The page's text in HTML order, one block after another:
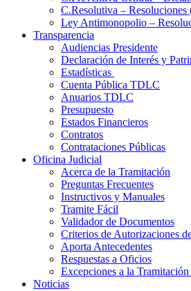
C.Resolutiva –
Ley Antimonopolio –
Transparencia
Audiencias Presidente
Declaración de Interés y
Estadísticas
Cuenta Pública TDLC
Anuarios TDLC
Presupuesto
Estados Financieros
Contratos
Contrataciones Públicas
Oficina Judicial
Acerca de la Tramitación
Preguntas Frecuentes
Instructivos y Manuales
Tramite Fácil
Validador de Documentos
Criterios de Autorizaciones
Aporta Antecedentes
Respuestas a Oficios
Excepciones a la
Noticias